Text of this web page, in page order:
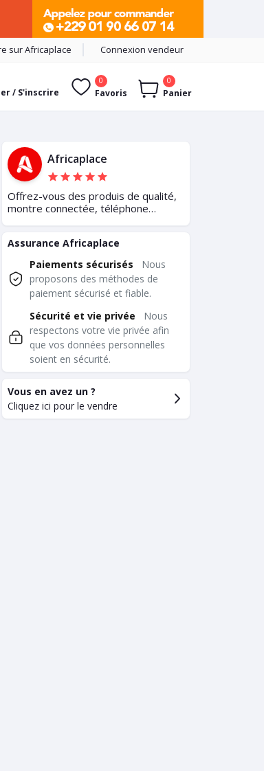
sur Africaplace Connexion vendeur
/ S'inscrire
0
Favoris
0
Panier
Africaplace
Offrez-vous des produis de qualité,
montre connectée, téléphone
Assurance Africaplace
Paiements sécurisés
Nous
proposons des méthodes de
paiement sécurisé et fiable.
Sécurité et vie privée
Nous
respectons votre vie privée afin
que vos données personnelles
soient en sécurité.
Vous en avez un ?
Cliquez ici pour le vendre